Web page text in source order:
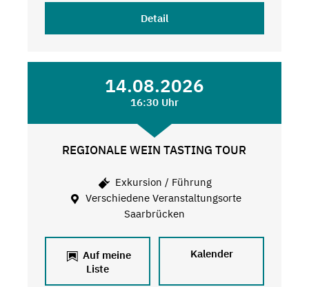
Detail
14.08.2026
16:30 Uhr
REGIONALE WEIN TASTING TOUR
Exkursion / Führung
Verschiedene Veranstaltungsorte
Saarbrücken
Auf meine
Liste
Kalender